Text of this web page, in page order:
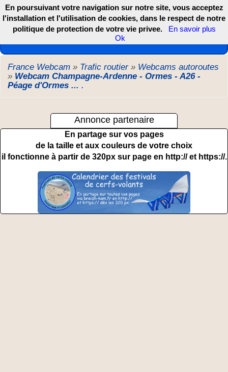
Les webcams de France, DOM TOM et COM
France Webcam » Trafic routier» Webcams autoroutes
» Webcam Champagne-Ardenne - Ormes - A26 -
Péage d'Ormes ... .
Annonce partenaire
En partage sur vos pages
de la taille et aux couleurs de votre choix
il fonctionne à partir de 320px sur page en http:// et https://.
En poursuivant votre navigation sur notre site, vous acceptez
l'installation et l'utilisation de cookies, dans le respect de notre
politique de protection de votre vie privee.
En savoir plus
Ok